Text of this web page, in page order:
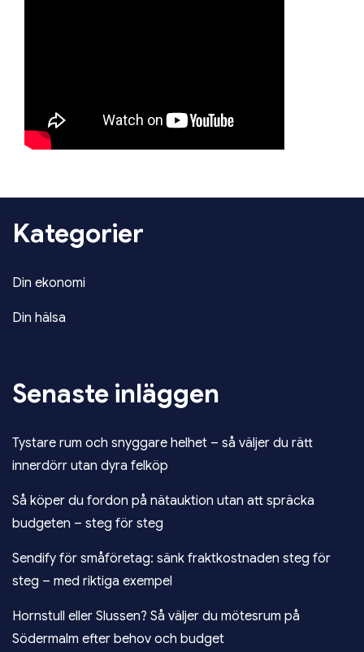
Kategorier
Din ekonomi
Din hälsa
Senaste inläggen
Tystare rum och snyggare helhet – så väljer du rätt
innerdörr utan dyra felköp
Så köper du fordon på nätauktion utan att spräcka
budgeten – steg för steg
Sendify för småföretag: sänk fraktkostnaden steg för
steg – med riktiga exempel
Hornstull eller Slussen? Så väljer du mötesrum på
Södermalm efter behov och budget